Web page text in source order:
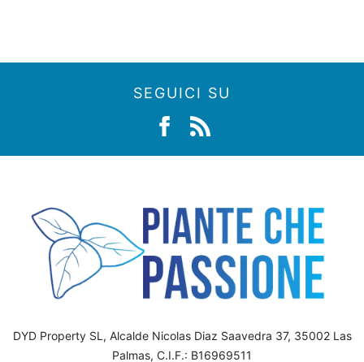
SEGUICI SU
DYD Property SL, Alcalde Nicolas Diaz Saavedra 37, 35002 Las
Palmas, C.I.F.: B16969511